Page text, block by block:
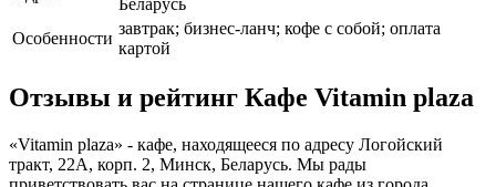
Особенности
завтрак; бизнес-ланч; кофе с собой; оплата
картой
Отзывы и рейтинг Кафе Vitamin plaza
«Vitamin plaza» - кафе, находящееся по адресу Логойский
тракт, 22А, корп. 2, Минск, Беларусь. Мы рады